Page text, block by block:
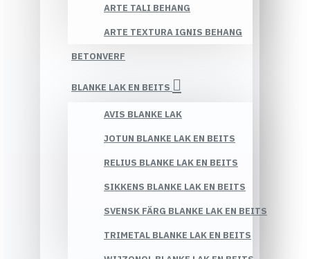
ARTE TALI BEHANG
ARTE TEXTURA IGNIS BEHANG
BETONVERF
BLANKE LAK EN BEITS
AVIS BLANKE LAK
JOTUN BLANKE LAK EN BEITS
RELIUS BLANKE LAK EN BEITS
SIKKENS BLANKE LAK EN BEITS
SVENSK FÄRG BLANKE LAK EN BEITS
TRIMETAL BLANKE LAK EN BEITS